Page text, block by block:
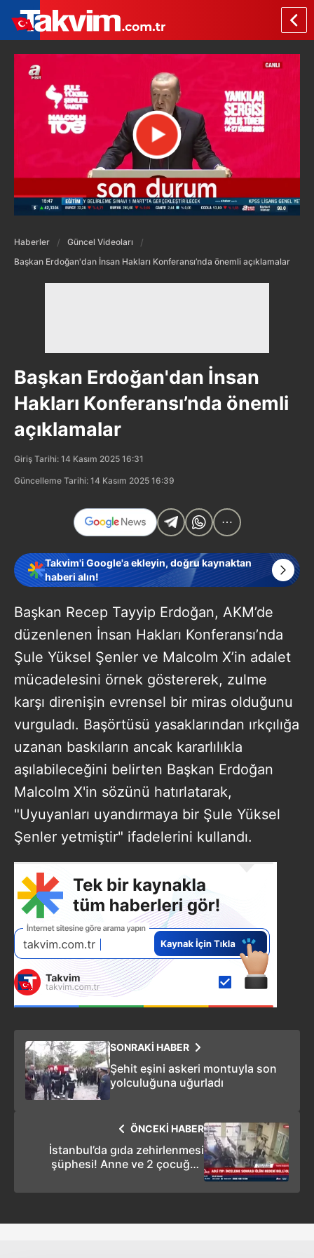
Haberler
Güncel Videoları
Başkan Erdoğan'dan İnsan Hakları Konferansı’nda önemli açıklamalar
Başkan Erdoğan'dan İnsan
Hakları Konferansı’nda önemli
açıklamalar
Giriş Tarihi: 14 Kasım 2025 16:31
Güncelleme Tarihi: 14 Kasım 2025 16:39
Takvim'i Google'a ekleyin, doğru kaynaktan
haberi alın!
Başkan Recep Tayyip Erdoğan, AKM’de
düzenlenen İnsan Hakları Konferansı’nda
Şule Yüksel Şenler ve Malcolm X’in adalet
mücadelesini örnek göstererek, zulme
karşı direnişin evrensel bir miras olduğunu
vurguladı. Başörtüsü yasaklarından ırkçılığa
uzanan baskıların ancak kararlılıkla
aşılabileceğini belirten Başkan Erdoğan
Malcolm X'in sözünü hatırlatarak,
"Uyuyanları uyandırmaya bir Şule Yüksel
Şenler yetmiştir" ifadelerini kullandı.
SONRAKİ HABER
Şehit eşini askeri montuyla son
yolculuğuna uğurladı
ÖNCEKİ HABER
İstanbul’da gıda zehirlenmesi
şüphesi! Anne ve 2 çocuğun
ilk bulgular ortaya çıktı!